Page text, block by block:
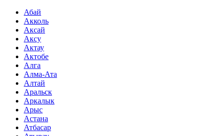
Абай
Акколь
Аксай
Аксу
Актау
Актобе
Алга
Алма-Ата
Алтай
Аральск
Аркалык
Арыс
Астана
Атбасар